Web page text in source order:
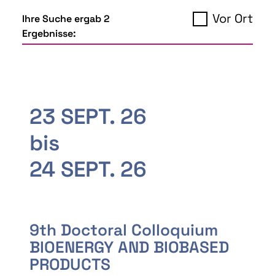
Ihre Suche ergab 2
Ergebnisse:
Vor Ort
23 SEPT. 26
bis
24 SEPT. 26
9th Doctoral Colloquium
BIOENERGY AND BIOBASED
PRODUCTS